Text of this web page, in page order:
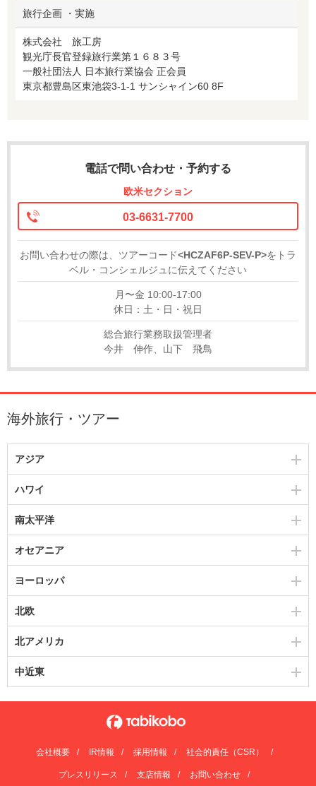
旅行企画 ・実施
株式会社 旅工房
観光庁長官登録旅行業第１６８３号
一般社団法人 日本旅行業協会 正会員
東京都豊島区東池袋3-1-1 サンシャイン60 8F
電話で問い合わせ・予約する
欧米セクション
03-6631-7700
お問い合わせの際は、ツアーコード<HCZAF6P-SEV-P>をトラ
ベル・コンシェルジュに伝えてください
月〜金 10:00-17:00
休日：土・日・祝日
総合旅行業務取扱管理者
今井 伸作、山下 飛鳥
海外旅行・ツアー
アジア
ハワイ
南太平洋
オセアニア
ヨーロッパ
北欧
北アメリカ
中近東
会社概要 IR情報 採用情報 社会的責任（CSR）
プレスリリース 支店情報 お問い合わせ